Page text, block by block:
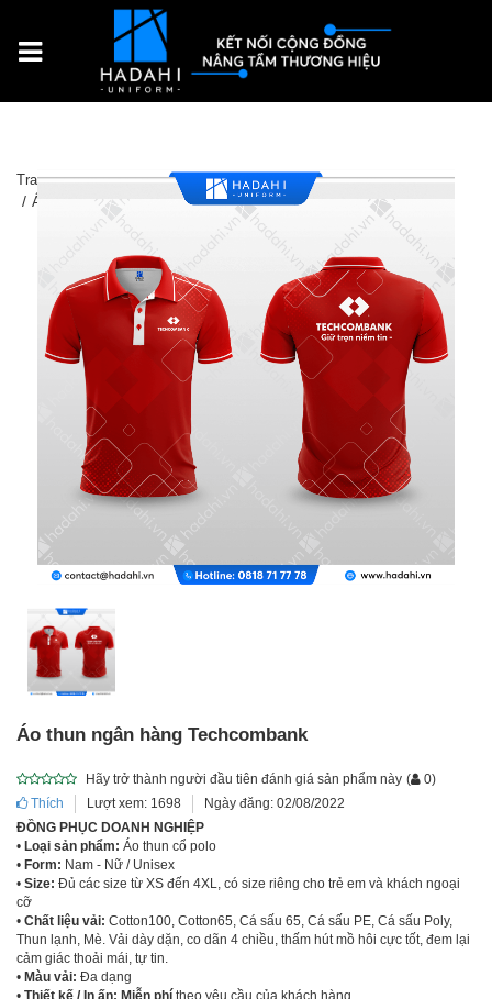
Trang chủ Sản Phẩm
Đồng phục doanh nghiệp
Áo thun ngân hàng Techcombank
Áo thun ngân hàng Techcombank
Hãy trở thành người đầu tiên đánh giá sản phẩm này ( 0)
Thích
Lượt xem: 1698
Ngày đăng: 02/08/2022
ĐỒNG PHỤC DOANH NGHIỆP
• Loại sản phẩm: Áo thun cổ polo
• Form: Nam - Nữ / Unisex
• Size: Đủ các size từ XS đến 4XL, có size riêng cho trẻ em và khách ngoại
cỡ
• Chất liệu vải: Cotton100, Cotton65, Cá sấu 65, Cá sấu PE, Cá sấu Poly,
Thun lạnh, Mè. Vải dày dặn, co dãn 4 chiều, thấm hút mồ hôi cực tốt, đem lại
cảm giác thoải mái, tự tin.
• Màu vải: Đa dạng
• Thiết kế / In ấn: Miễn phí theo yêu cầu của khách hàng